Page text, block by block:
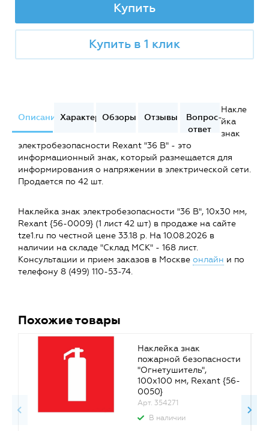
Купить
Купить в 1 клик
ОписаниеХарактеристики
Обзоры Отзывы
Вопрос-
ответ
Накле
йка
знак
электробезопасности Rexant "36 В" - это
информационный знак, который размещается для
информирования о напряжении в электрической сети.
Продается по 42 шт.
Наклейка знак электробезопасности "36 В", 10х30 мм,
Rexant {56-0009} (1 лист 42 шт) в продаже на сайте
tze1.ru по честной цене 33.18 р. На 10.08.2026 в
наличии на складе "Склад МСК" - 168 лист.
Консультации и прием заказов в Москве онлайн и по
телефону 8 (499) 110-53-74.
Похожие товары
Наклейка знак
пожарной безопасности
"Огнетушитель",
100х100 мм, Rexant {56-
0050}
Арт. 354271
В наличии